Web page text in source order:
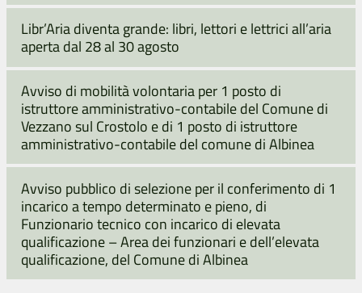
Libr’Aria diventa grande: libri, lettori e lettrici all’aria
aperta dal 28 al 30 agosto
Avviso di mobilità volontaria per 1 posto di
istruttore amministrativo-contabile del Comune di
Vezzano sul Crostolo e di 1 posto di istruttore
amministrativo-contabile del comune di Albinea
Avviso pubblico di selezione per il conferimento di 1
incarico a tempo determinato e pieno, di
Funzionario tecnico con incarico di elevata
qualificazione – Area dei funzionari e dell’elevata
qualificazione, del Comune di Albinea